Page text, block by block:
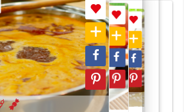
RECEPT
RECEPT